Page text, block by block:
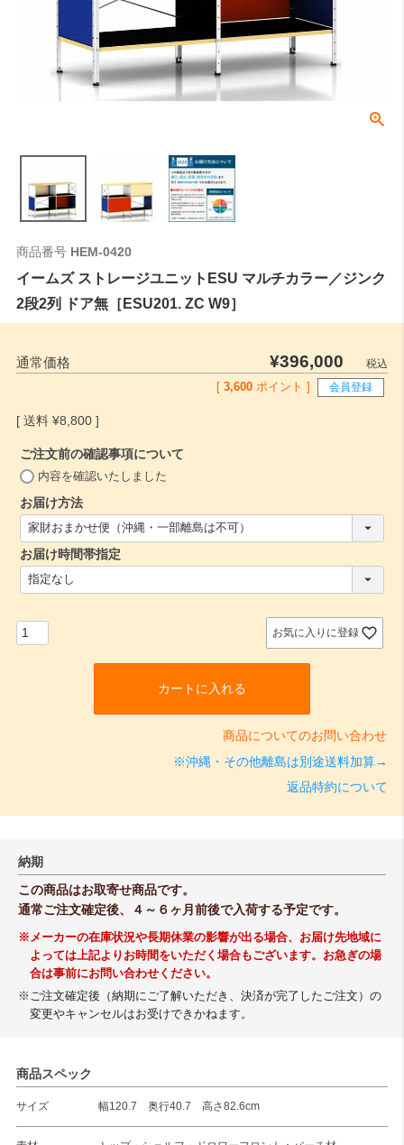
商品番号 HEM-0420
イームズ ストレージユニットESU マルチカラー／ジンク
2段2列 ドア無［ESU201. ZC W9］
通常価格 ¥396,000
税込
3,600 ポイント ] 会員登録
¥8,800
ご注文前の確認事項について
)
内容を確認いたしました
お届け方法
必
須
)
お届け時間帯指定
お気に入りに登録
カートに入れる
商品についてのお問い合わせ
※沖縄・その他離島は別途送料加算→
返品特約について
納期
この商品はお取寄せ商品です。
通常ご注文確定後、４～６ヶ月前後で入荷する予定です。
※メーカーの在庫状況や長期休業の影響が出る場合、お届け先地域に
よっては上記よりお時間をいただく場合もございます。お急ぎの場
合は事前にお問い合わせください。
※ご注文確定後（納期にご了解いただき、決済が完了したご注文）の
変更やキャンセルはお受けできかねます。
商品スペック
サイズ 幅120.7 奥行40.7 高さ82.6cm